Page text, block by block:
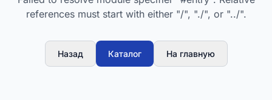
references must start with either "/", "./", or "../".
Назад Каталог На главную